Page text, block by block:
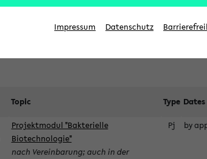
Topic Type Dates
Projektmodul "Bakterielle
Biotechnologie"
nach Vereinbarung; auch in der
Pj by
Impressum Datenschutz